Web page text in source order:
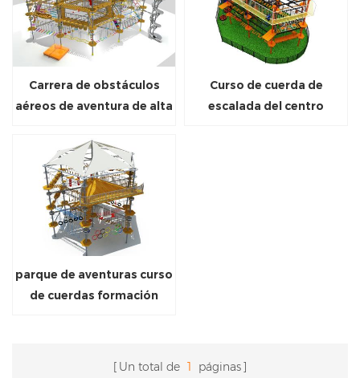
Carrera de obstáculos
aéreos de aventura de alta
Curso de cuerda de
escalada del centro
parque de aventuras curso
de cuerdas formación
Un total de 1 páginas